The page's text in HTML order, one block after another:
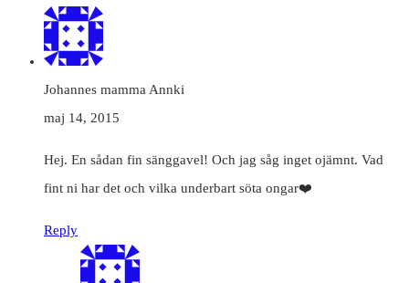
Johannes mamma Annki
maj 14, 2015
Hej. En sådan fin sänggavel! Och jag såg inget ojämnt. Vad
fint ni har det och vilka underbart söta ongar❤️
Reply